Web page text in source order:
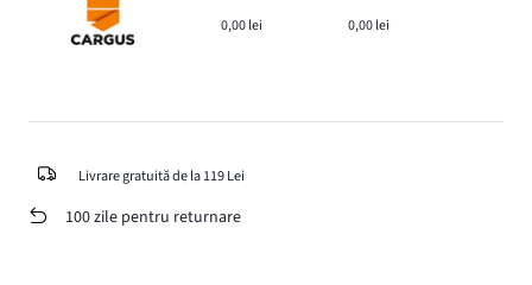
0,00 lei 0,00 lei
Livrare gratuită de la 119 Lei
100 zile pentru returnare